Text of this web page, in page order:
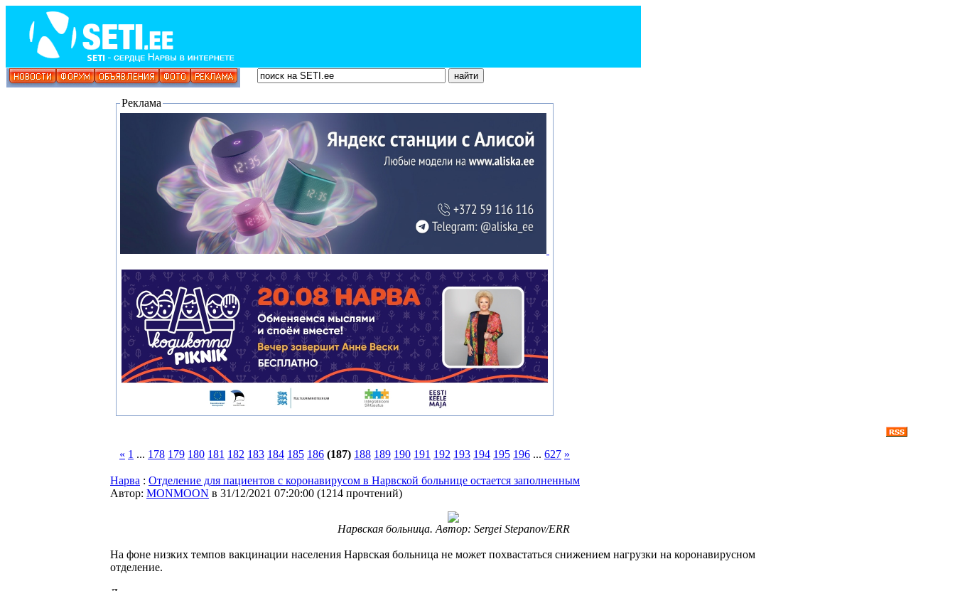
Реклама
« 1 ... 178 179 180 181 182 183 184 185 186 (187) 188 189 190 191 192 193 194 195 196 ... 627 »
Нарва : Отделение для пациентов с коронавирусом в Нарвской больнице остается заполненным
Автор: MONMOON в 31/12/2021 07:20:00 (1214 прочтений)
Нарвская больница. Автор: Sergei Stepanov/ERR
На фоне низких темпов вакцинации населения Нарвская больница не может похвастаться снижением нагрузки на коронавирусном
отделение.